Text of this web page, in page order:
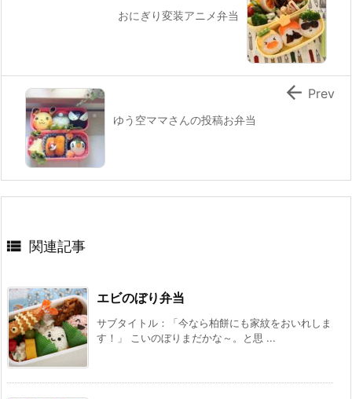
おにぎり変装アニメ弁当
ゆう空ママさんの投稿お弁当
 Prev
 関連記事
エビのぼり弁当
サブタイトル：「今なら柏餅にも家紋をおいれしま
す！」 こいのぼりまだかな～。と思 ...